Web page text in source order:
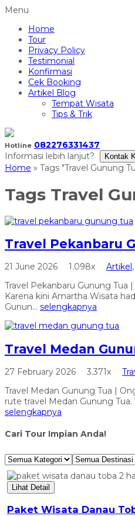
Menu
Home
Tour
Privacy Policy
Testimonial
Konfirmasi
Cek Booking
Artikel Blog
Tempat Wisata
Tips & Trik
Hotline 082276331437
Informasi lebih lanjut?
Kontak
Home » Tags "Travel Gunung
Tags Travel
Travel Pekanbaru
21 June 2026 1.098x Artikel ,
Travel Pekanbaru Gunung Tua
Karena kini Amartha Wisata
Gunun... selengkapnya
Travel Medan
27 February 2026 3.371x
Travel Medan Gunung Tua |
rute travel Medan Gunung Tua.
selengkapnya
Cari Tour Impian Anda!
Lihat Detail
Paket Wisata Danau